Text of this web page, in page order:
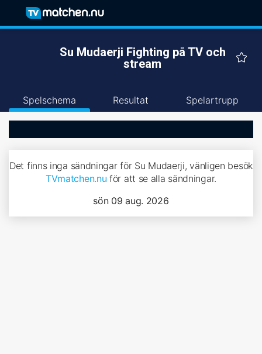
Su Mudaerji Fighting på TV och
stream
Spelschema Resultat Spelartrupp
Det finns inga sändningar för Su Mudaerji, vänligen besök
TVmatchen.nu för att se alla sändningar.
sön 09 aug. 2026